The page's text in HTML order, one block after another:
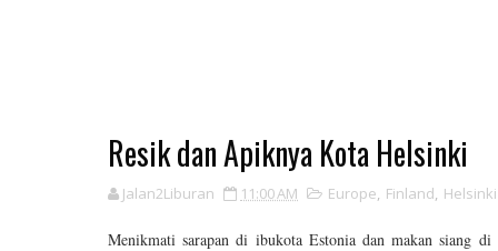
Resik dan Apiknya Kota Helsinki
Jalan2Liburan 11:00 AM Europe, Finland, Helsinki
Menikmati sarapan di ibukota Estonia dan makan siang